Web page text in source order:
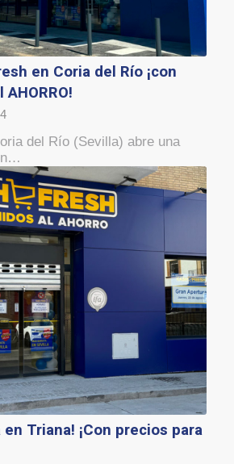
en Coria del Río ¡con
del Río (Sevilla) abre una
en Triana! ¡Con precios para